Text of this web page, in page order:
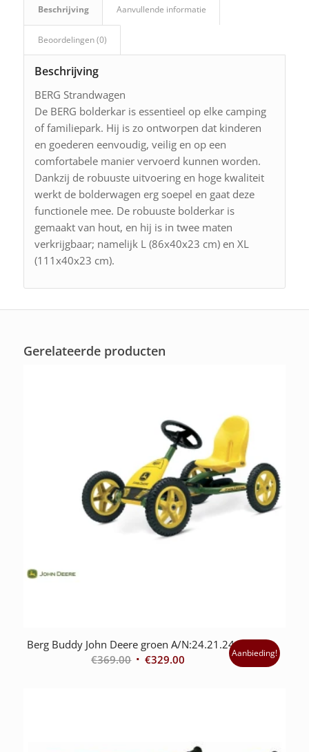
Beschrijving Aanvullende informatie
Beoordelingen (0)
Beschrijving
BERG Strandwagen
De BERG bolderkar is essentieel op elke camping
of familiepark. Hij is zo ontworpen dat kinderen
en goederen eenvoudig, veilig en op een
comfortabele manier vervoerd kunnen worden.
Dankzij de robuuste uitvoering en hoge kwaliteit
werkt de bolderwagen erg soepel en gaat deze
functionele mee. De robuuste bolderkar is
gemaakt van hout, en hij is in twee maten
verkrijgbaar; namelijk L (86x40x23 cm) en XL
(111x40x23 cm).
Gerelateerde producten
Berg Buddy John Deere groen A/N:24.21.24.01
€369.00 €329.00 Aanbieding!